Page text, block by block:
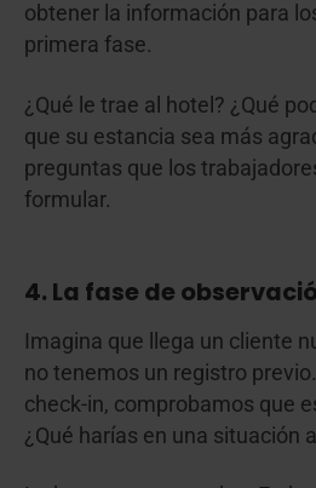
obtener la información para
primera fase.
¿Qué le trae al hotel? ¿Qué
que su estancia sea más
preguntas que los
formular.
4. La fase de
Imagina que llega un cliente
no tenemos un registro
check-in, comprobamos que
¿Qué harías en una situación